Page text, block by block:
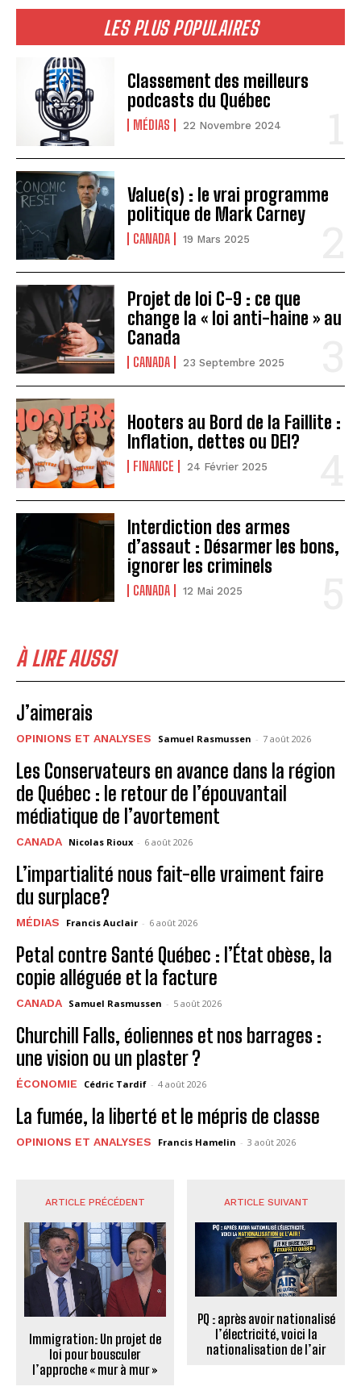
LES PLUS POPULAIRES
Classement des meilleurs
podcasts du Québec
MÉDIAS 22 Novembre 2024
Value(s) : le vrai programme
politique de Mark Carney
CANADA 19 Mars 2025
Projet de loi C-9 : ce que
change la « loi anti-haine » au
Canada
CANADA 23 Septembre 2025
Hooters au Bord de la Faillite :
Inflation, dettes ou DEI?
FINANCE 24 Février 2025
Interdiction des armes
d’assaut : Désarmer les bons,
ignorer les criminels
CANADA 12 Mai 2025
À LIRE AUSSI
J’aimerais
OPINIONS ET ANALYSES Samuel Rasmussen - 7 août 2026
Les Conservateurs en avance dans la région
de Québec : le retour de l’épouvantail
médiatique de l’avortement
CANADA Nicolas Rioux - 6 août 2026
L’impartialité nous fait-elle vraiment faire
du surplace?
MÉDIAS Francis Auclair - 6 août 2026
Petal contre Santé Québec : l’État obèse, la
copie alléguée et la facture
CANADA Samuel Rasmussen - 5 août 2026
Churchill Falls, éoliennes et nos barrages :
une vision ou un plaster ?
ÉCONOMIE Cédric Tardif - 4 août 2026
La fumée, la liberté et le mépris de classe
OPINIONS ET ANALYSES Francis Hamelin - 3 août 2026
ARTICLE PRÉCÉDENT
Immigration: Un projet de
loi pour bousculer
l’approche « mur à mur »
ARTICLE SUIVANT
PQ : après avoir nationalisé
l’électricité, voici la
nationalisation de l’air